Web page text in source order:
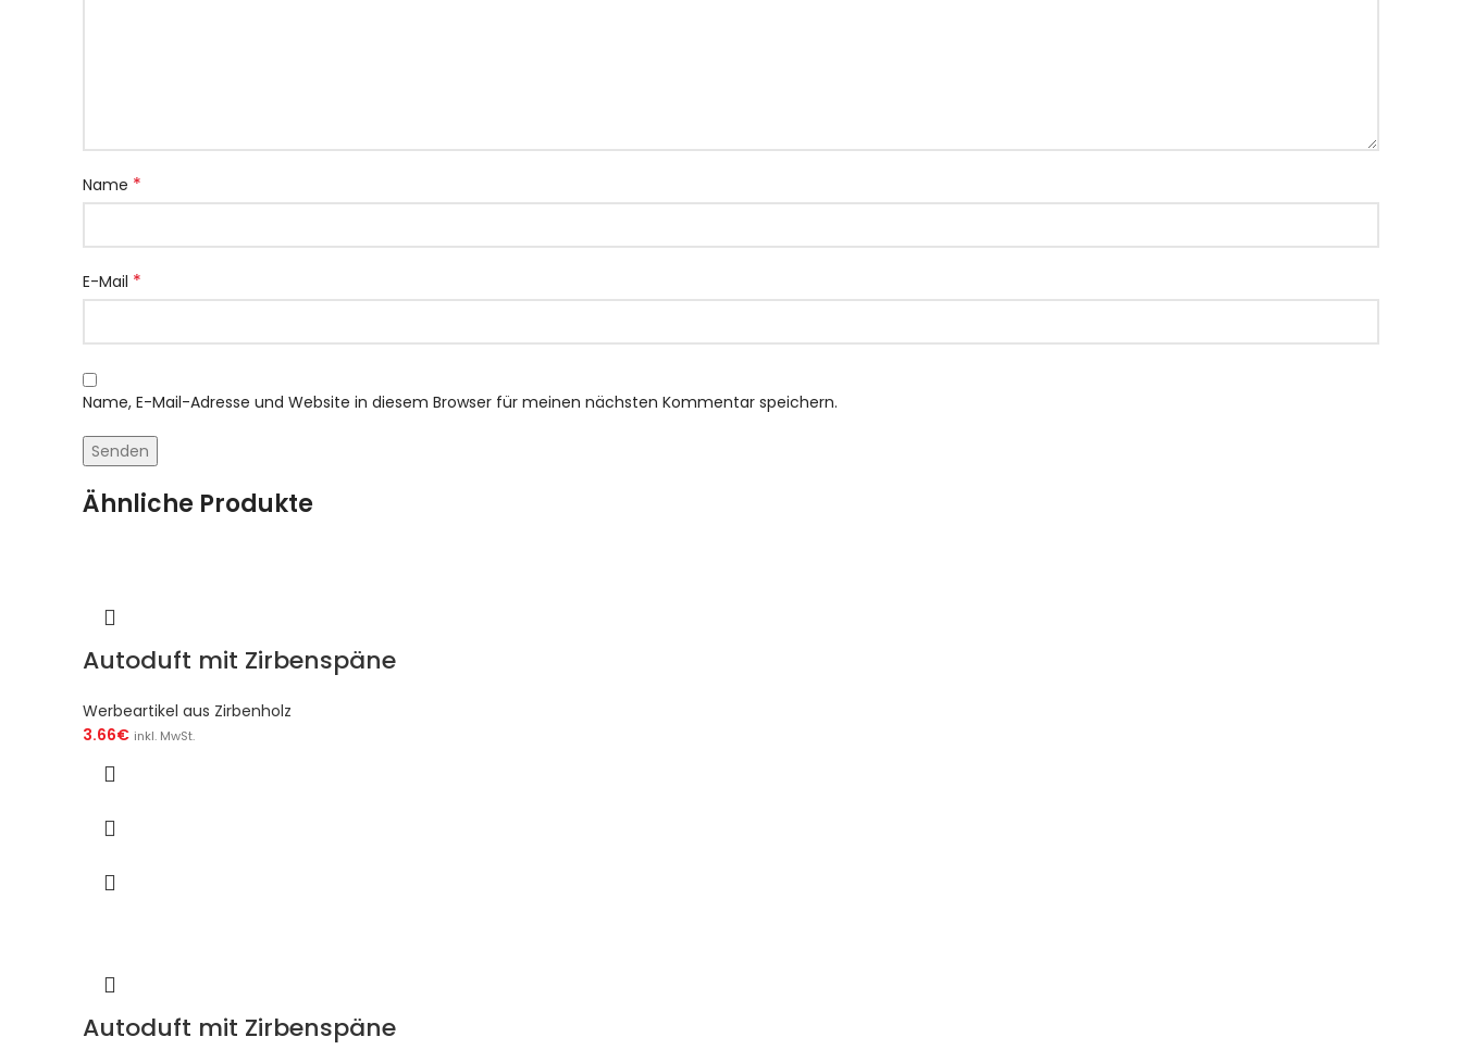
Name *
E-Mail *
Name, E-Mail-Adresse und Website in diesem Browser für meinen nächsten Kommentar speichern.
Ähnliche Produkte
Autoduft mit Zirbenspäne
Werbeartikel aus Zirbenholz
3.66€ inkl. MwSt.
Autoduft mit Zirbenspäne